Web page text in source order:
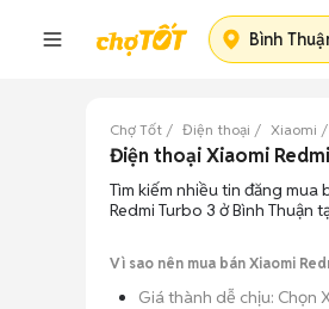
Bình
Chợ Tốt Điện thoại Xiaomi
Điện thoại Xiaomi
Tìm kiếm nhiều tin đăng mua
Redmi Turbo 3 ở Bình Thuận
Vì sao nên mua bán Xiaomi
Giá thành dễ chịu: Chọn